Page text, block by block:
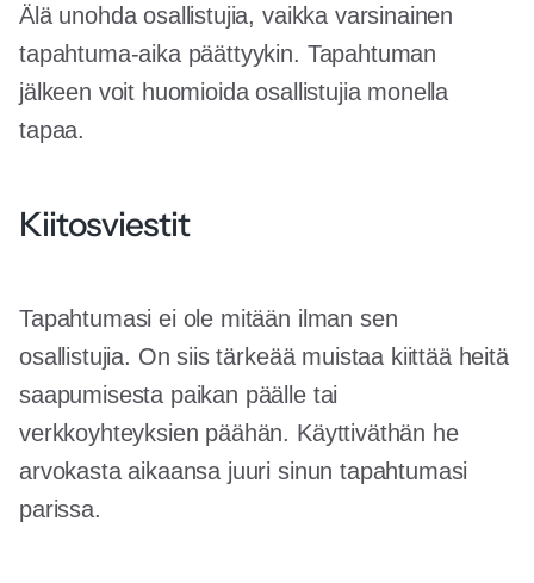
Älä unohda osallistujia, vaikka varsinainen
tapahtuma-aika päättyykin. Tapahtuman
jälkeen voit huomioida osallistujia monella
tapaa.
Kiitosviestit
Tapahtumasi ei ole mitään ilman sen
osallistujia. On siis tärkeää muistaa kiittää heitä
saapumisesta paikan päälle tai
verkkoyhteyksien päähän. Käyttiväthän he
arvokasta aikaansa juuri sinun tapahtumasi
parissa.